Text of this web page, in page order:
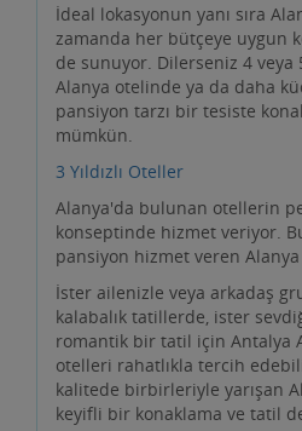
İdeal lokasyonun yanı sıra
zamanda her bütçeye uygun
de sunuyor. Dilerseniz 4 veya
Alanya otelinde ya da daha
pansiyon tarzı bir tesiste
mümkün.
3 Yıldızlı Oteller
Alanya'da bulunan otellerin
konseptinde hizmet veriyor.
pansiyon hizmet veren
İster ailenizle veya arkadaş
kalabalık tatillerde, ister
romantik bir tatil için Antalya
otelleri rahatlıkla tercih
kalitede birbirleriyle yarışan
keyifli bir konaklama ve tatil